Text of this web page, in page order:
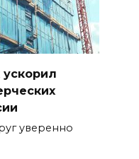
ускорил
уверенно